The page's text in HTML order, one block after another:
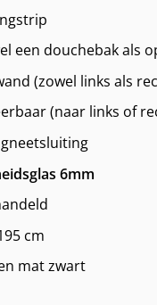
een douchebak als
(zowel links als
(naar links of
6mm
cm
mat zwart